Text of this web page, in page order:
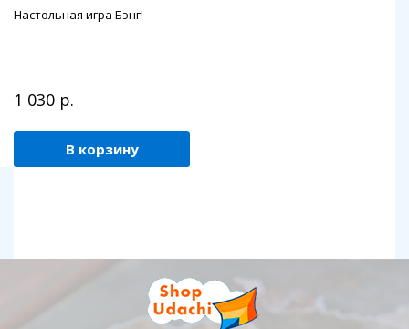
Настольная игра Бэнг!
1 030 р.
В корзину